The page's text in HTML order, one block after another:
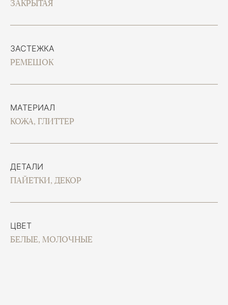
ЗАКРЫТАЯ
ЗАСТЕЖКА
РЕМЕШОК
МАТЕРИАЛ
КОЖА, ГЛИТТЕР
ДЕТАЛИ
ПАЙЕТКИ, ДЕКОР
ЦВЕТ
БЕЛЫЕ, МОЛОЧНЫЕ